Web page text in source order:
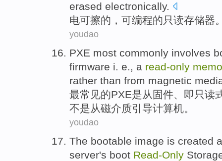
erased electronically.
电可擦的， 可编程的只读存储器
youdao
PXE most commonly involves
firmware i. e., a read-only
rather than from magnetic
最常见的PXE是从 固件、 即 只读
不是从磁介质引导计算机。
youdao
The bootable image is created
server's boot Read-Only